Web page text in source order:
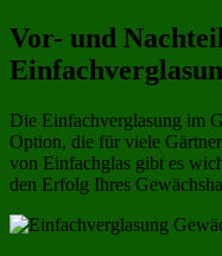
Vor- und
Die Einfachverglasung im
Option, die für viele
von Einfachglas gibt es
den Erfolg Ihres